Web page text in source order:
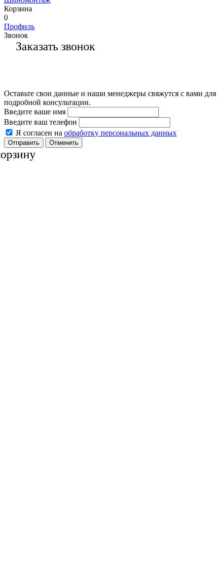
Корзина
0
Профиль
Звонок
Заказать звонок
Оставьте свои данные и наши менеджеры свяжутся с вами для
подробной консультации.
Введите ваше имя
Введите ваш телефон
Я согласен на обработку персональных данных
Отменить